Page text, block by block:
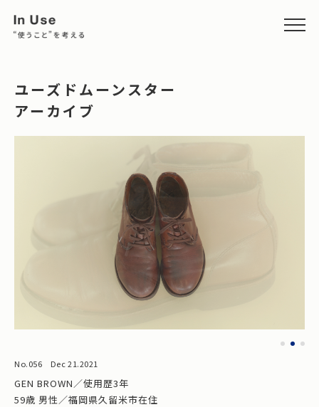
ユーズドムーンスター
アーカイブ
No.056 Dec 21.2021
GEN BROWN／使用歴3年
59歳 男性／福岡県久留米市在住